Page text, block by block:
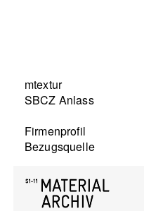
mtextur
SBCZ Anlass
Firmenprofil
Bezugsquelle